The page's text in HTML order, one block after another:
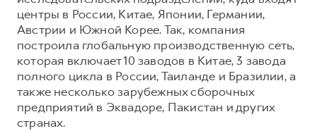
центры в России, Китае, Японии, Германии,
Австрии и Южной Корее. Так, компания
построила глобальную производственную сеть,
которая включает 10 заводов в Китае, 3 завода
полного цикла в России, Таиланде и Бразилии, а
также несколько зарубежных сборочных
предприятий в Эквадоре, Пакистан и других
странах.